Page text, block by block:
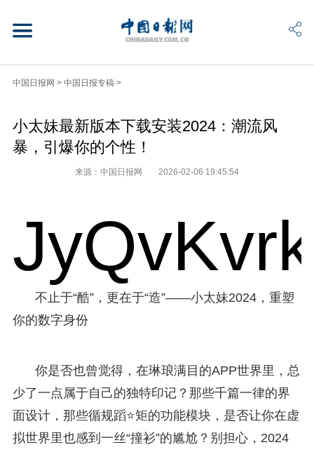
中国日报网 > 中国日报专稿 >
小太妹最新版本下载安装2024：潮流风
暴，引爆你的个性！
来源：中国日报网 2026-02-06 19:45:54
不止于“酷”，更在于“造”——小太妹2024，重塑
你的数字身份
你是否也曾觉得，在琳琅满目的APP世界里，总
少了一点属于自己的独特印记？那些千篇一律的界
面设计，那些循规蹈⭐矩的功能模块，是否让你在虚
拟世界里也感到一丝“撞衫”的尴尬？别担心，2024